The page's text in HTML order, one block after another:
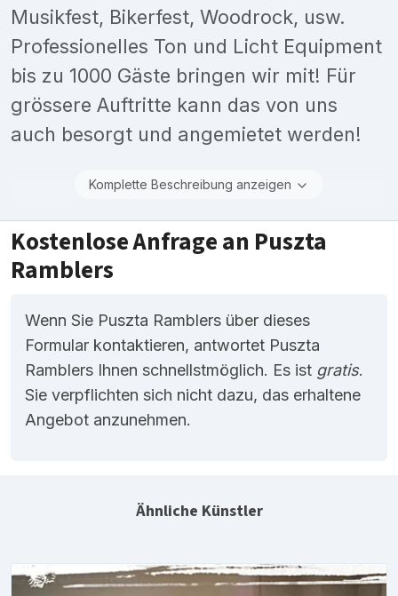
Musikfest, Bikerfest, Woodrock, usw.
Professionelles Ton und Licht Equipment
bis zu 1000 Gäste bringen wir mit! Für
grössere Auftritte kann das von uns
auch besorgt und angemietet werden!
Komplette Beschreibung anzeigen
Kostenlose Anfrage an Puszta
Ramblers
Wenn Sie Puszta Ramblers über dieses
Formular kontaktieren, antwortet Puszta
Ramblers Ihnen schnellstmöglich. Es ist gratis.
Sie verpflichten sich nicht dazu, das erhaltene
Angebot anzunehmen.
Ähnliche Künstler